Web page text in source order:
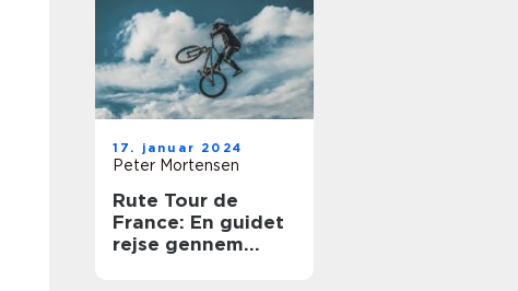
17. januar 2024
Peter Mortensen
Rute Tour de
France: En guidet
rejse gennem